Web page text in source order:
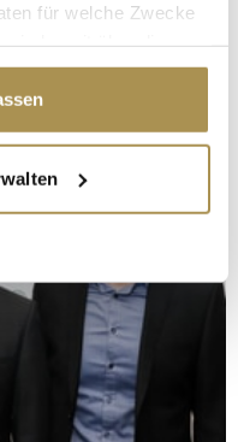
für welche Zwecke
auf das Privacy
Lage
Meter genau sein
identifizieren
persönlichen Daten
Ihre Präferenzen im